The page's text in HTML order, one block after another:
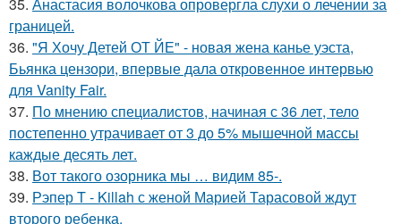
35. Анастасия волочкова опровергла слухи о лечении за
границей.
36. "Я Хочу Детей ОТ ЙЕ" - новая жена канье уэста,
Бьянка цензори, впервые дала откровенное интервью
для Vanity Fair.
37. По мнению специалистов, начиная с 36 лет, тело
постепенно утрачивает от 3 до 5% мышечной массы
каждые десять лет.
38. Вот такого озорника мы … видим 85-.
39. Рэпер T - Killah с женой Марией Тарасовой ждут
второго ребенка.